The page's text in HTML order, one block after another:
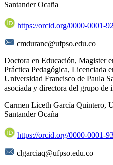
Santander Ocaña
https://orcid.org/0000-0001-
cmduranc@ufpso.edu.co
Doctora en Educación, Magister
Práctica Pedagógica, Licenciada
Universidad Francisco de Paula
asociada y directora del grupo
Carmen Liceth García Quintero,
Santander Ocaña
https://orcid.org/0000-0001-
clgarciaq@ufpso.edu.co